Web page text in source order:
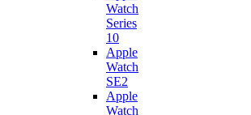
Watch
Series
10
Apple
Watch
SE2
Apple
Watch